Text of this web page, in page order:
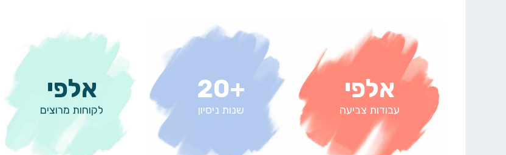
+20
שנות ניסיון
אלפי
לקוחות מרוצים
אלפי
עבודות צביעה